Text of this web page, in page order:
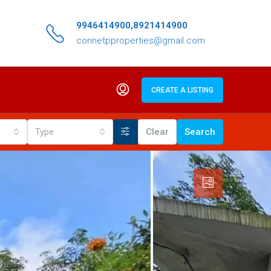
9946414900,8921414900
connetpproperties@gmail.com
CREATE A LISTING
Type Clear Search